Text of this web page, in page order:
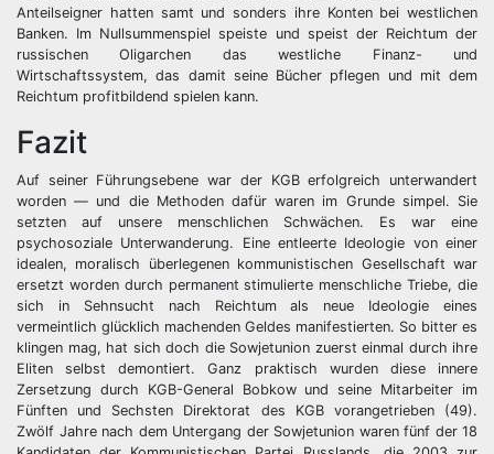
Anteilseigner hatten samt und sonders ihre Konten bei westlichen
Banken. Im Nullsummenspiel speiste und speist der Reichtum der
russischen Oligarchen das westliche Finanz- und
Wirtschaftssystem, das damit seine Bücher pflegen und mit dem
Reichtum profitbildend spielen kann.
Fazit
Auf seiner Führungsebene war der KGB erfolgreich unterwandert
worden — und die Methoden dafür waren im Grunde simpel. Sie
setzten auf unsere menschlichen Schwächen. Es war eine
psychosoziale Unterwanderung. Eine entleerte Ideologie von einer
idealen, moralisch überlegenen kommunistischen Gesellschaft war
ersetzt worden durch permanent stimulierte menschliche Triebe, die
sich in Sehnsucht nach Reichtum als neue Ideologie eines
vermeintlich glücklich machenden Geldes manifestierten. So bitter es
klingen mag, hat sich doch die Sowjetunion zuerst einmal durch ihre
Eliten selbst demontiert. Ganz praktisch wurden diese innere
Zersetzung durch KGB-General Bobkow und seine Mitarbeiter im
Fünften und Sechsten Direktorat des KGB vorangetrieben (49).
Zwölf Jahre nach dem Untergang der Sowjetunion waren fünf der 18